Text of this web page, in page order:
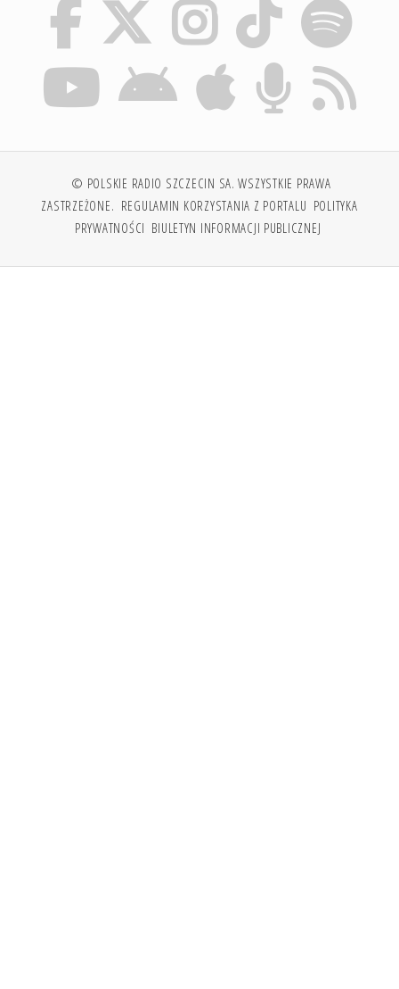
© POLSKIE RADIO SZCZECIN SA. WSZYSTKIE PRAWA
ZASTRZEŻONE. REGULAMIN KORZYSTANIA Z PORTALU POLITYKA
PRYWATNOŚCI BIULETYN INFORMACJI PUBLICZNEJ